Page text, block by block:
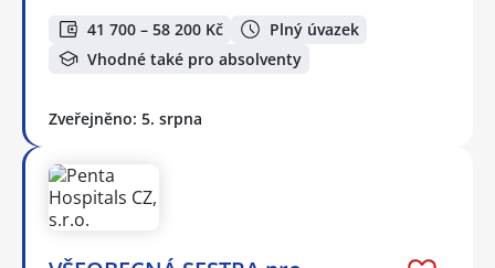
41 700 – 58 200 Kč
Plný úvazek
Vhodné také pro absolventy
Zveřejněno: 5. srpna